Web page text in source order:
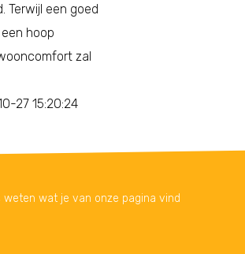
Terwijl een goed
hoop
zal
27 15:20:24
weten wat je van onze pagina vind